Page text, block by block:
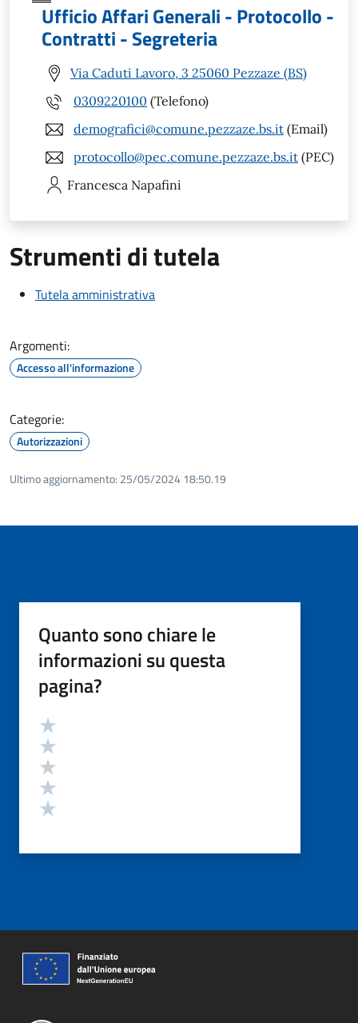
Ufficio Affari Generali - Protocollo -
Contratti - Segreteria
Via Caduti Lavoro, 3 25060 Pezzaze (BS)
0309220100 (Telefono)
demografici@comune.pezzaze.bs.it (Email)
protocollo@pec.comune.pezzaze.bs.it (PEC)
Francesca Napafini
Strumenti di tutela
Tutela amministrativa
Argomenti:
Accesso all'informazione
Categorie:
Autorizzazioni
Ultimo aggiornamento: 25/05/2024 18:50.19
Quanto sono chiare le
informazioni su questa
pagina?
Valutazione